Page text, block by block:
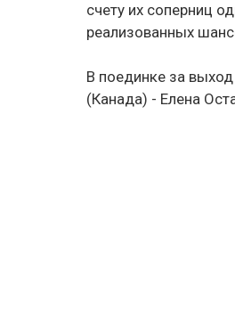
счету их соперниц
реализованных
В поединке за
(Канада) - Елена